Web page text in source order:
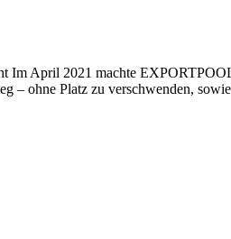
Im April 2021 machte
– ohne Platz zu verschwenden,